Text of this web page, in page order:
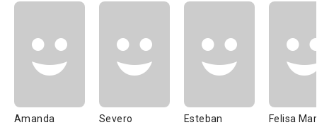
Amanda
Severo
Esteban
Felisa